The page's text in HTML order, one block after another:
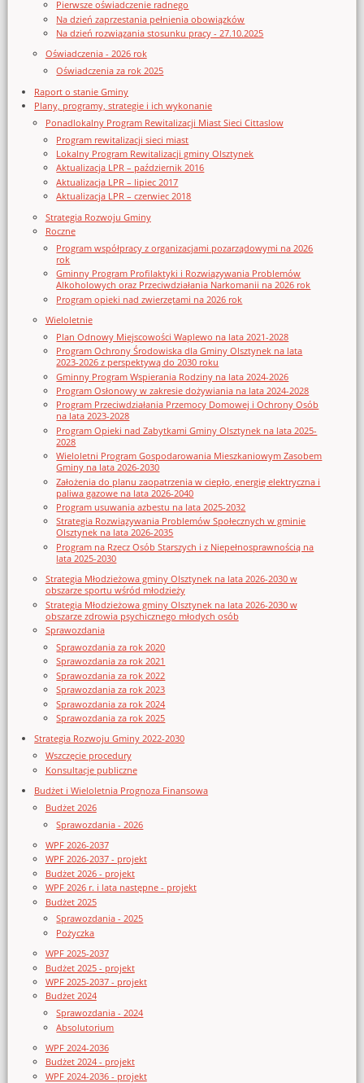
Pierwsze oświadczenie radnego
Na dzień zaprzestania pełnienia obowiązków
Na dzień rozwiązania stosunku pracy - 27.10.2025
Oświadczenia - 2026 rok
Oświadczenia za rok 2025
Raport o stanie Gminy
Plany, programy, strategie i ich wykonanie
Ponadlokalny Program Rewitalizacji Miast Sieci Cittaslow
Program rewitalizacji sieci miast
Lokalny Program Rewitalizacji gminy Olsztynek
Aktualizacja LPR – październik 2016
Aktualizacja LPR – lipiec 2017
Aktualizacja LPR – czerwiec 2018
Strategia Rozwoju Gminy
Roczne
Program współpracy z organizacjami pozarządowymi na 2026
rok
Gminny Program Profilaktyki i Rozwiązywania Problemów
Alkoholowych oraz Przeciwdziałania Narkomanii na 2026 rok
Program opieki nad zwierzętami na 2026 rok
Wieloletnie
Plan Odnowy Miejscowości Waplewo na lata 2021-2028
Program Ochrony Środowiska dla Gminy Olsztynek na lata
2023-2026 z perspektywą do 2030 roku
Gminny Program Wspierania Rodziny na lata 2024-2026
Program Osłonowy w zakresie dożywiania na lata 2024-2028
Program Przeciwdziałania Przemocy Domowej i Ochrony Osób
na lata 2023-2028
Program Opieki nad Zabytkami Gminy Olsztynek na lata 2025-
2028
Wieloletni Program Gospodarowania Mieszkaniowym Zasobem
Gminy na lata 2026-2030
Założenia do planu zaopatrzenia w ciepło, energię elektryczna i
paliwa gazowe na lata 2026-2040
Program usuwania azbestu na lata 2025-2032
Strategia Rozwiązywania Problemów Społecznych w gminie
Olsztynek na lata 2026-2035
Program na Rzecz Osób Starszych i z Niepełnosprawnością na
lata 2025-2030
Strategia Młodzieżowa gminy Olsztynek na lata 2026-2030 w
obszarze sportu wśród młodzieży
Strategia Młodzieżowa gminy Olsztynek na lata 2026-2030 w
obszarze zdrowia psychicznego młodych osób
Sprawozdania
Sprawozdania za rok 2020
Sprawozdania za rok 2021
Sprawozdania za rok 2022
Sprawozdania za rok 2023
Sprawozdania za rok 2024
Sprawozdania za rok 2025
Strategia Rozwoju Gminy 2022-2030
Wszczęcie procedury
Konsultacje publiczne
Budżet i Wieloletnia Prognoza Finansowa
Budżet 2026
Sprawozdania - 2026
WPF 2026-2037
WPF 2026-2037 - projekt
Budżet 2026 - projekt
WPF 2026 r. i lata następne - projekt
Budżet 2025
Sprawozdania - 2025
Pożyczka
WPF 2025-2037
Budżet 2025 - projekt
WPF 2025-2037 - projekt
Budżet 2024
Sprawozdania - 2024
Absolutorium
WPF 2024-2036
Budżet 2024 - projekt
WPF 2024-2036 - projekt